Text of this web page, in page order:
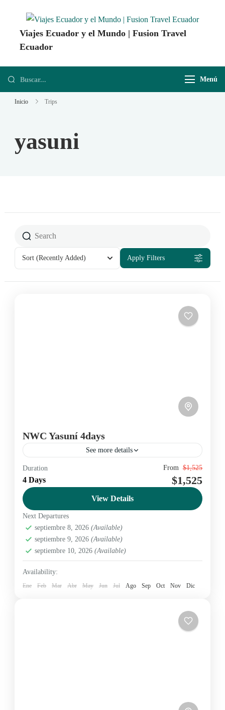
Viajes Ecuador y el Mundo | Fusion Travel
Ecuador
Menú
Inicio Trips
yasuni
Sort (Recently Added) Apply Filters
NWC Yasuní 4days
See more details
Amazon
2 People
Duration
4 Days
From $1,525
$1,525
View Details
Next Departures
septiembre 8, 2026 (Available)
septiembre 9, 2026 (Available)
septiembre 10, 2026 (Available)
Availability:
Ene Feb Mar Abr May Jun Jul Ago Sep Oct Nov Dic